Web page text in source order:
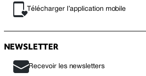
Télécharger l’application mobile
NEWSLETTER
Recevoir les newsletters